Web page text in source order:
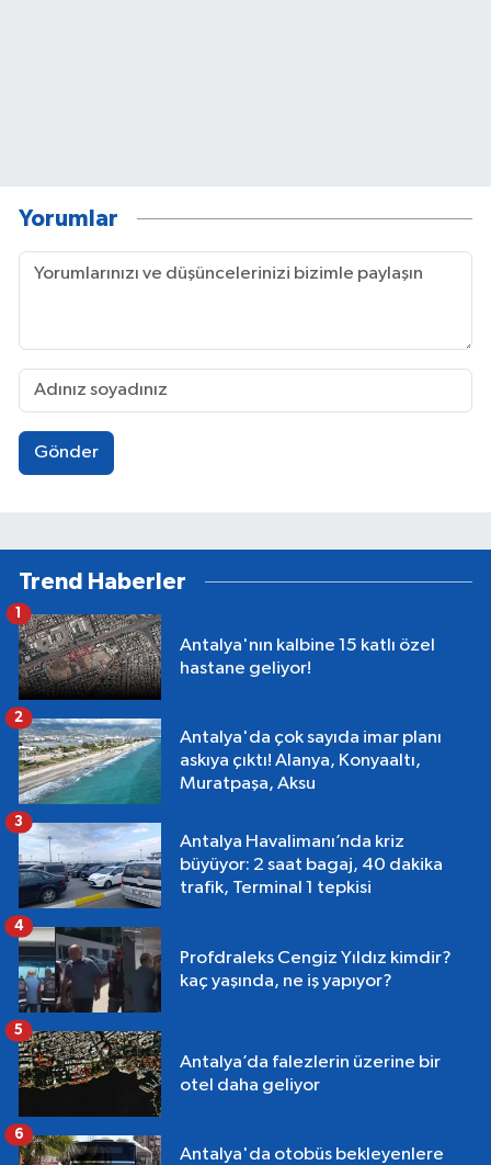
Yorumlar
Gönder
Trend Haberler
Antalya'nın kalbine 15 katlı özel
hastane geliyor!
1
Antalya'da çok sayıda imar planı
askıya çıktı! Alanya, Konyaaltı,
Muratpaşa, Aksu
2
Antalya Havalimanı’nda kriz
büyüyor: 2 saat bagaj, 40 dakika
trafik, Terminal 1 tepkisi
3
Profdraleks Cengiz Yıldız kimdir?
kaç yaşında, ne iş yapıyor?
4
Antalya’da falezlerin üzerine bir
otel daha geliyor
5
Antalya'da otobüs bekleyenlere
6